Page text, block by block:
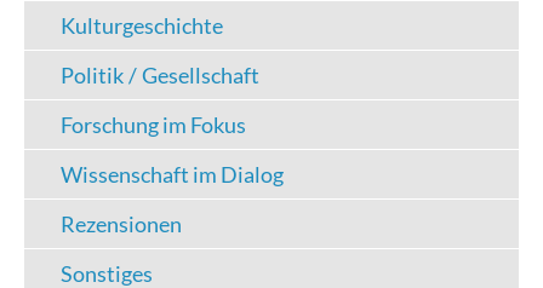
Kulturgeschichte
Politik / Gesellschaft
Forschung im Fokus
Wissenschaft im Dialog
Rezensionen
Sonstiges